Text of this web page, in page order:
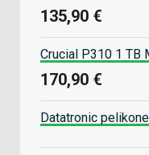
135,90 €
Crucial P310 1 TB
170,90 €
Datatronic